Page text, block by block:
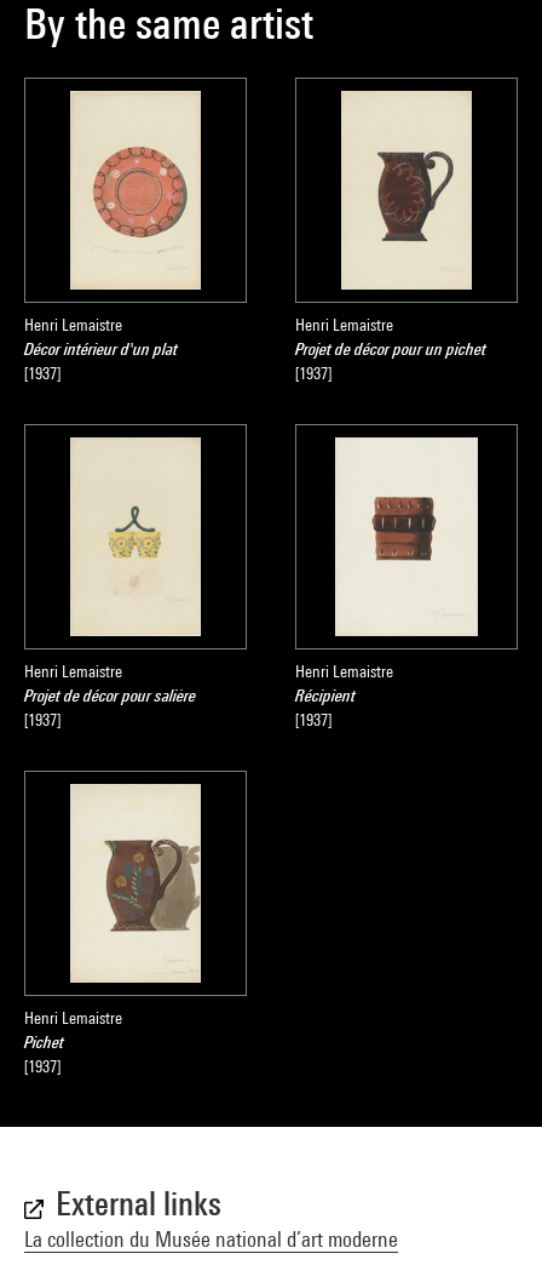
By the same artist
Henri Lemaistre
Décor intérieur d'un plat
[1937]
Henri Lemaistre
Projet de décor pour un pichet
[1937]
Henri Lemaistre
Projet de décor pour salière
[1937]
Henri Lemaistre
Récipient
[1937]
Henri Lemaistre
Pichet
[1937]
External links
La collection du Musée national d’art moderne